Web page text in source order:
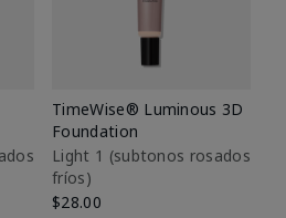
TimeWise® Luminous 3D
Foundation
Light 1​ (subtonos rosados
fríos)
$28.00